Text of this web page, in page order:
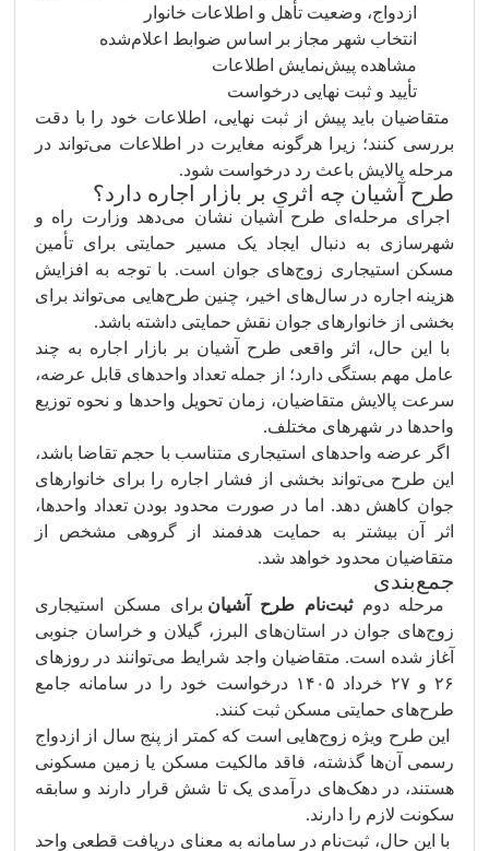
ازدواج، وضعیت تأهل و اطلاعات خانوار
انتخاب شهر مجاز بر اساس ضوابط اعلام‌شده
مشاهده پیش‌نمایش اطلاعات
تأیید و ثبت نهایی درخواست
متقاضیان باید پیش از ثبت نهایی، اطلاعات خود را با دقت
بررسی کنند؛ زیرا هرگونه مغایرت در اطلاعات می‌تواند در
مرحله پالایش باعث رد درخواست شود.
طرح آشیان چه اثری بر بازار اجاره دارد؟
اجرای مرحله‌ای طرح آشیان نشان می‌دهد وزارت راه و
شهرسازی به دنبال ایجاد یک مسیر حمایتی برای تأمین
مسکن استیجاری زوج‌های جوان است. با توجه به افزایش
هزینه اجاره در سال‌های اخیر، چنین طرح‌هایی می‌تواند برای
بخشی از خانوارهای جوان نقش حمایتی داشته باشد.
با این حال، اثر واقعی طرح آشیان بر بازار اجاره به چند
عامل مهم بستگی دارد؛ از جمله تعداد واحدهای قابل عرضه،
سرعت پالایش متقاضیان، زمان تحویل واحدها و نحوه توزیع
واحدها در شهرهای مختلف.
اگر عرضه واحدهای استیجاری متناسب با حجم تقاضا باشد،
این طرح می‌تواند بخشی از فشار اجاره را برای خانوارهای
جوان کاهش دهد. اما در صورت محدود بودن تعداد واحدها،
اثر آن بیشتر به حمایت هدفمند از گروهی مشخص از
متقاضیان محدود خواهد شد.
جمع‌بندی
مرحله دومثبت‌نام طرح آشیان برای مسکن استیجاری
زوج‌های جوان در استان‌های البرز، گیلان و خراسان جنوبی
آغاز شده است. متقاضیان واجد شرایط می‌توانند در روزهای
۲۶ و ۲۷ خرداد ۱۴۰۵ درخواست خود را در سامانه جامع
طرح‌های حمایتی مسکن ثبت کنند.
این طرح ویژه زوج‌هایی است که کمتر از پنج سال از ازدواج
رسمی آن‌ها گذشته، فاقد مالکیت مسکن یا زمین مسکونی
هستند، در دهک‌های درآمدی یک تا شش قرار دارند و سابقه
سکونت لازم را دارند.
با این حال، ثبت‌نام در سامانه به معنای دریافت قطعی واحد